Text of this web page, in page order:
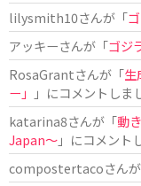
lilysmith10さんが「
アッキーさんが「ゴジ
RosaGrantさんが「生
ー」
」にコメントしま
katarina8さんが「動
Japan〜」にコメント
compostertacoさん